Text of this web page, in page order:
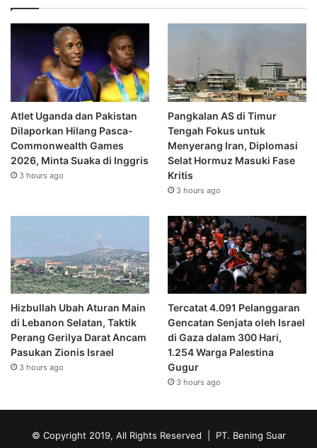
Atlet Uganda dan Pakistan
Dilaporkan Hilang Pasca-
Commonwealth Games
2026, Minta Suaka di Inggris
3 hours ago
Pangkalan AS di Timur
Tengah Fokus untuk
Menyerang Iran, Diplomasi
Selat Hormuz Masuki Fase
Kritis
3 hours ago
Hizbullah Ubah Aturan Main
di Lebanon Selatan, Taktik
Perang Gerilya Darat Ancam
Pasukan Zionis Israel
3 hours ago
Tercatat 4.091 Pelanggaran
Gencatan Senjata oleh Israel
di Gaza dalam 300 Hari,
1.254 Warga Palestina
Gugur
3 hours ago
© Copyright 2019, All Rights Reserved | PT. Bening Suar